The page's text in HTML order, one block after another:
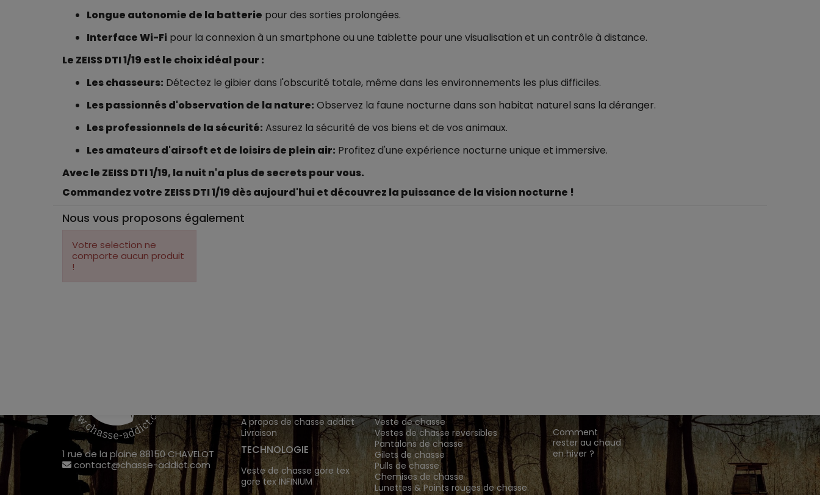
Longue autonomie de la batterie pour des sorties prolongées.
Interface Wi-Fi pour la connexion à un smartphone ou une tablette pour une visualisation et un contrôle à distance.
Le ZEISS DTI 1/19 est le choix idéal pour :
Les chasseurs: Détectez le gibier dans l'obscurité totale, même dans les environnements les plus difficiles.
Les passionnés d'observation de la nature: Observez la faune nocturne dans son habitat naturel sans la déranger.
Les professionnels de la sécurité: Assurez la sécurité de vos biens et de vos animaux.
Les amateurs d'airsoft et de loisirs de plein air: Profitez d'une expérience nocturne unique et immersive.
Avec le ZEISS DTI 1/19, la nuit n'a plus de secrets pour vous.
Commandez votre ZEISS DTI 1/19 dès aujourd'hui et découvrez la puissance de la vision nocturne !
Nous vous proposons également
Votre selection ne
comporte aucun produit
!
1 rue de la plaine 88150 CHAVELOT
contact@chasse-addict.com
A propos de chasse addict
Livraison
TECHNOLOGIE
Veste de chasse gore tex
gore tex INFINIUM
Veste de chasse
Vestes de chasse reversibles
Pantalons de chasse
Gilets de chasse
Pulls de chasse
Chemises de chasse
Lunettes & Points rouges de chasse
Comment
rester au chaud
en hiver ?